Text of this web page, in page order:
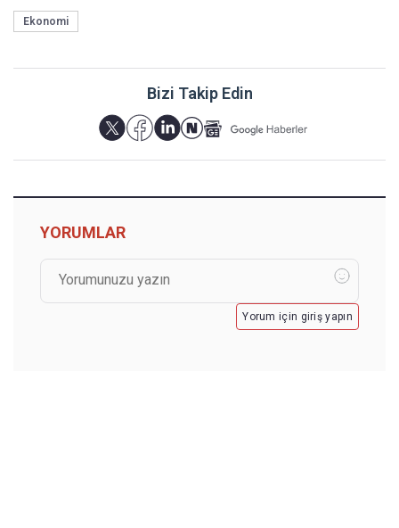
Ekonomi
Bizi Takip Edin
YORUMLAR
Yorum için giriş yapın